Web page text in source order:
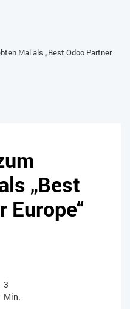
Mal als „Best Odoo Partner
„Best
Europe“
3
Min.